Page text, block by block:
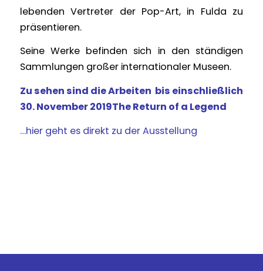
lebenden Vertreter der Pop-Art, in Fulda zu
präsentieren.
Seine Werke befinden sich in den ständigen
Sammlungen großer internationaler Museen.
Zu sehen sind die Arbeiten bis einschließlich
30. November 2019The Return of a Legend
…hier geht es direkt zu der Ausstellung